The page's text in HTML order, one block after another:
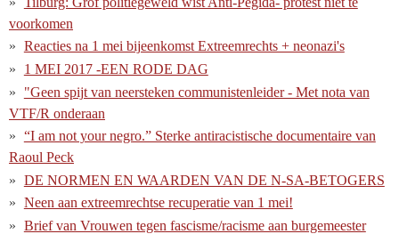
voorkomen
Reacties na 1 mei bijeenkomst Extreemrechts + neonazi's
1 MEI 2017 -EEN RODE DAG
"Geen spijt van neersteken communistenleider - Met nota van
VTF/R onderaan
“I am not your negro.” Sterke antiracistische documentaire van
Raoul Peck
DE NORMEN EN WAARDEN VAN DE N-SA-BETOGERS
Neen aan extreemrechtse recuperatie van 1 mei!
Brief van Vrouwen tegen fascisme/racisme aan burgemeester